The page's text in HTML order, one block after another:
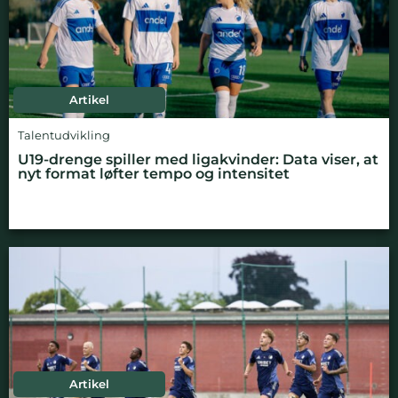
Artikel
Talentudvikling
U19-drenge spiller med ligakvinder: Data viser, at
nyt format løfter tempo og intensitet
Artikel